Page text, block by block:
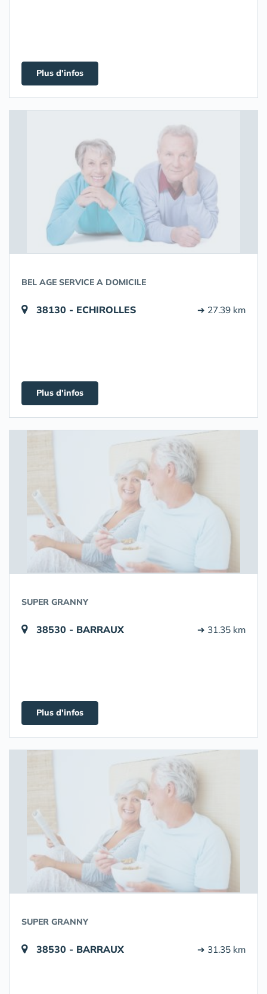
Plus d'infos
BEL AGE SERVICE A DOMICILE
38130 - ECHIROLLES ➔ 27.39 km
Plus d'infos
SUPER GRANNY
38530 - BARRAUX ➔ 31.35 km
Plus d'infos
SUPER GRANNY
38530 - BARRAUX ➔ 31.35 km